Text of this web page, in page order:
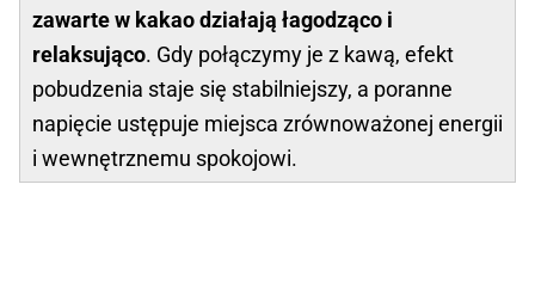
zawarte w kakao działają łagodząco i
relaksująco. Gdy połączymy je z kawą, efekt
pobudzenia staje się stabilniejszy, a poranne
napięcie ustępuje miejsca zrównoważonej energii
i wewnętrznemu spokojowi.